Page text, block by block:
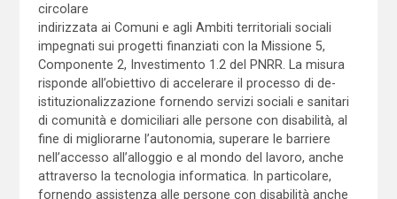
circolare
indirizzata ai Comuni e agli Ambiti territoriali sociali
impegnati sui progetti finanziati con la Missione 5,
Componente 2, Investimento 1.2 del PNRR. La misura
risponde all’obiettivo di accelerare il processo di de-
istituzionalizzazione fornendo servizi sociali e sanitari
di comunità e domiciliari alle persone con disabilità, al
fine di migliorarne l’autonomia, superare le barriere
nell’accesso all’alloggio e al mondo del lavoro, anche
attraverso la tecnologia informatica. In particolare,
fornendo assistenza alle persone con disabilità anche